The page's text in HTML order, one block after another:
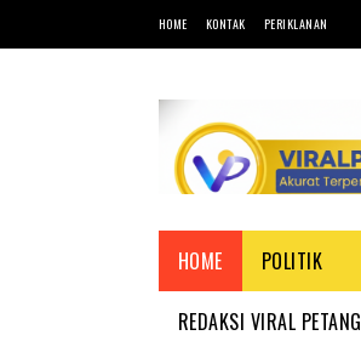
HOME KONTAK PERIKLANAN
HOME POLITIK
REDAKSI VIRAL PETANG